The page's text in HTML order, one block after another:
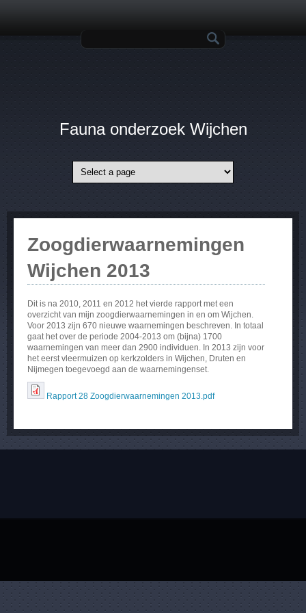
Fauna onderzoek Wijchen
Zoogdierwaarnemingen
Wijchen 2013
Dit is na 2010, 2011 en 2012 het vierde rapport met een
overzicht van mijn zoogdierwaarnemingen in en om Wijchen.
Voor 2013 zijn 670 nieuwe waarnemingen beschreven. In totaal
gaat het over de periode 2004-2013 om (bijna) 1700
waarnemingen van meer dan 2900 individuen. In 2013 zijn voor
het eerst vleermuizen op kerkzolders in Wijchen, Druten en
Nijmegen toegevoegd aan de waarnemingenset.
Rapport 28 Zoogdierwaarnemingen 2013.pdf